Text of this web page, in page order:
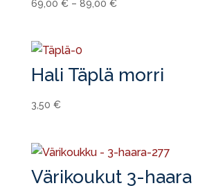
69,00 € – 89,00 €
Hali Täplä morri
3,50 €
Värikoukut 3-haara